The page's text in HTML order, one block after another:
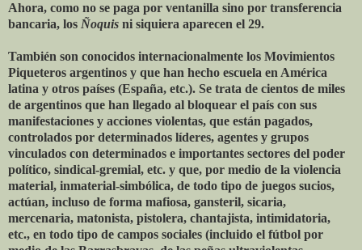
Ahora, como no se paga por ventanilla sino por transferencia
bancaria, los Ñoquis ni siquiera aparecen el 29.
También son conocidos internacionalmente los Movimientos
Piqueteros argentinos y que han hecho escuela en América
latina y otros países (España, etc.). Se trata de cientos de miles
de argentinos que han llegado al bloquear el país con sus
manifestaciones y acciones violentas, que están pagados,
controlados por determinados líderes, agentes y grupos
vinculados con determinados e importantes sectores del poder
político, sindical-gremial, etc. y que, por medio de la violencia
material, inmaterial-simbólica, de todo tipo de juegos sucios,
actúan, incluso de forma mafiosa, gansteril, sicaria,
mercenaria, matonista, pistolera, chantajista, intimidatoria,
etc., en todo tipo de campos sociales (incluido el fútbol por